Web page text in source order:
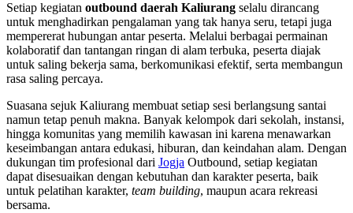
Setiap kegiatan outbound daerah Kaliurang selalu dirancang
untuk menghadirkan pengalaman yang tak hanya seru, tetapi juga
mempererat hubungan antar peserta. Melalui berbagai permainan
kolaboratif dan tantangan ringan di alam terbuka, peserta diajak
untuk saling bekerja sama, berkomunikasi efektif, serta membangun
rasa saling percaya.
Suasana sejuk Kaliurang membuat setiap sesi berlangsung santai
namun tetap penuh makna. Banyak kelompok dari sekolah, instansi,
hingga komunitas yang memilih kawasan ini karena menawarkan
keseimbangan antara edukasi, hiburan, dan keindahan alam. Dengan
dukungan tim profesional dari Jogja Outbound, setiap kegiatan
dapat disesuaikan dengan kebutuhan dan karakter peserta, baik
untuk pelatihan karakter, team building, maupun acara rekreasi
bersama.